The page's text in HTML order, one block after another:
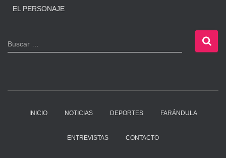
EL PERSONAJE
B
u
Buscar …
INICIO NOTICIAS DEPORTES FARÁNDULA
ENTREVISTAS CONTACTO